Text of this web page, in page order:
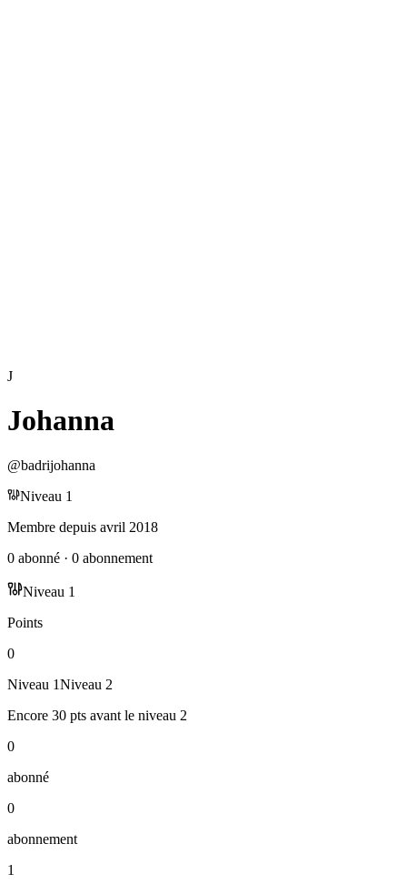
J
Johanna
@badrijohanna
Niveau 1
Membre depuis avril 2018
0 abonné · 0 abonnement
Niveau 1
Points
0
Niveau 1Niveau 2
Encore 30 pts avant le niveau 2
0
abonné
0
abonnement
1